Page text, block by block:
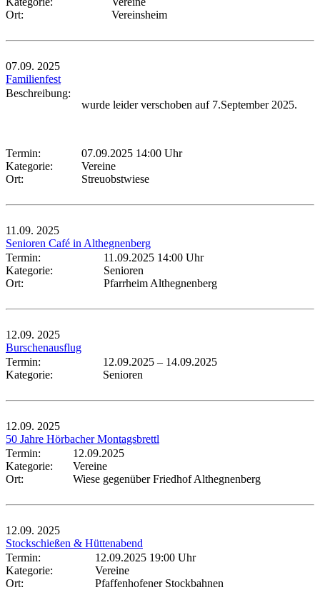
Ort:
Vereinsheim
07.09. 2025
Familienfest
Beschreibung:
wurde leider verschoben auf 7.September 2025.
Termin:
07.09.2025 14:00 Uhr
Kategorie:
Vereine
Ort:
Streuobstwiese
11.09. 2025
Senioren Café in Althegnenberg
Termin:
11.09.2025 14:00 Uhr
Kategorie:
Senioren
Ort:
Pfarrheim Althegnenberg
12.09. 2025
Burschenausflug
Termin:
12.09.2025 – 14.09.2025
Kategorie:
Senioren
12.09. 2025
50 Jahre Hörbacher Montagsbrettl
Termin:
12.09.2025
Kategorie:
Vereine
Ort:
Wiese gegenüber Friedhof Althegnenberg
12.09. 2025
Stockschießen & Hüttenabend
Termin:
12.09.2025 19:00 Uhr
Kategorie:
Vereine
Ort:
Pfaffenhofener Stockbahnen